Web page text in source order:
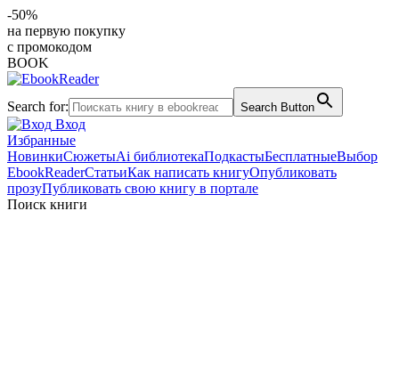
-50%
на первую покупку
с промокодом
BOOK
Search for: Search Button
Вход
Избранные
НовинкиСюжетыAi библиотекаПодкастыБесплатныеВыбор
EbookReaderСтатьиКак написать книгуОпубликовать
прозуПубликовать свою книгу в портале
Поиск книги